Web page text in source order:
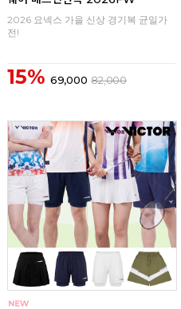
2026 요넥스 가을 신상 경기복 균일가
전!
15% 69,000 82,000